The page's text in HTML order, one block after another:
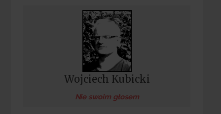
Wojciech Kubicki
Nie swoim głosem